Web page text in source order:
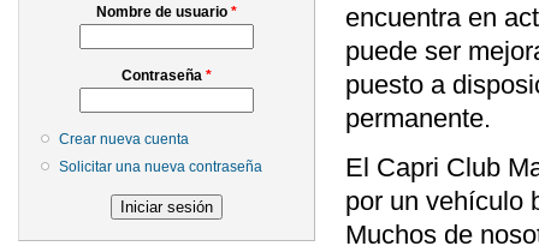
Nombre de usuario *
Contraseña *
Crear nueva cuenta
Solicitar una nueva contraseña
encuentra en
puede ser
puesto a
permanente.
El Capri Club
por un vehículo
Muchos de